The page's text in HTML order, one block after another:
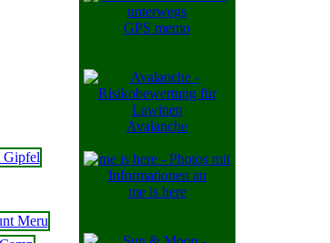
GPS memo
Avalanche
me is here